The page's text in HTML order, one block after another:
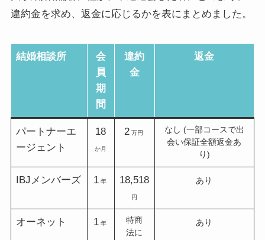
違約金を求め、返金に応じるかを表にまとめました。
結婚相談所
会
員
期
間
違約
金
返金
パートナーエ
ージェント
18
か月
2 万円
なし (一部コースで出
会い保証全額返金あ
り)
IBJメンバーズ 1 年 18,518
円
あり
オーネット 1 年
特商
法に
あり